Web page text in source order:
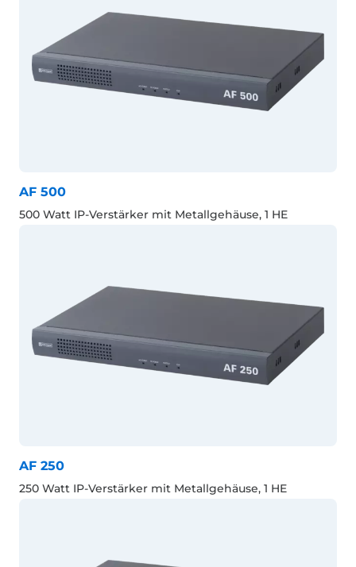
AF 500
500 Watt IP-Verstärker mit Metallgehäuse, 1 HE
AF 250
250 Watt IP-Verstärker mit Metallgehäuse, 1 HE